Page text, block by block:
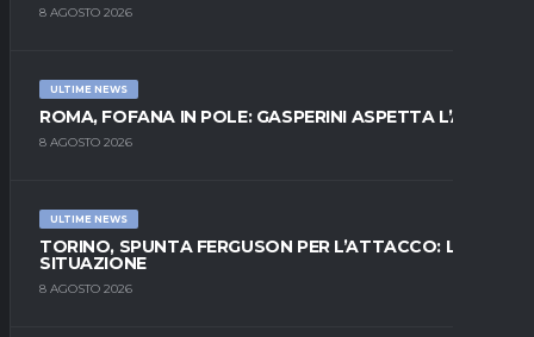
8 AGOSTO 2026
ULTIME NEWS
ROMA, FOFANA IN POLE: GASPERINI ASPETTA L’ALA
8 AGOSTO 2026
ULTIME NEWS
TORINO, SPUNTA FERGUSON PER L’ATTACCO: LA
SITUAZIONE
8 AGOSTO 2026